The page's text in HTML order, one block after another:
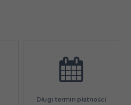
Długi termin płatności